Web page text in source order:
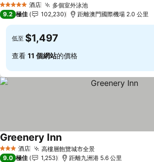
5 星級 酒店 多個室外泳池
9.2 極佳 102,230 距離澳門國際機場 2.0 公里
低至 $1,497
查看 11 個網站的價格
3 星級 酒店 高樓層飽覽城市全景
Greenery Inn
9.0 極佳 1,253 距離九洲港 5.6 公里